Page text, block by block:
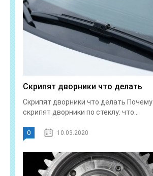
Скрипят дворники что делать
Скрипят дворники что делать Почему
скрипят дворники по стеклу: что...
0 10.03.2020